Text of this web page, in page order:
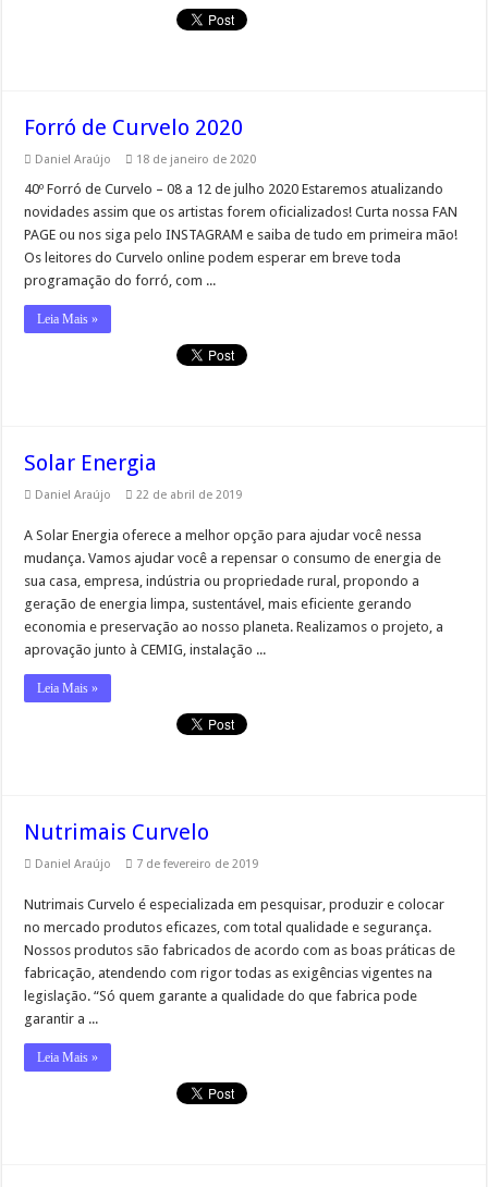
Forró de Curvelo 2020
Daniel Araújo 18 de janeiro de 2020
40º Forró de Curvelo – 08 a 12 de julho 2020 Estaremos atualizando
novidades assim que os artistas forem oficializados! Curta nossa FAN
PAGE ou nos siga pelo INSTAGRAM e saiba de tudo em primeira mão!
Os leitores do Curvelo online podem esperar em breve toda
programação do forró, com ...
Leia Mais »
Solar Energia
Daniel Araújo 22 de abril de 2019
A Solar Energia oferece a melhor opção para ajudar você nessa
mudança. Vamos ajudar você a repensar o consumo de energia de
sua casa, empresa, indústria ou propriedade rural, propondo a
geração de energia limpa, sustentável, mais eficiente gerando
economia e preservação ao nosso planeta. Realizamos o projeto, a
aprovação junto à CEMIG, instalação ...
Leia Mais »
Nutrimais Curvelo
Daniel Araújo 7 de fevereiro de 2019
Nutrimais Curvelo é especializada em pesquisar, produzir e colocar
no mercado produtos eficazes, com total qualidade e segurança.
Nossos produtos são fabricados de acordo com as boas práticas de
fabricação, atendendo com rigor todas as exigências vigentes na
legislação. “Só quem garante a qualidade do que fabrica pode
garantir a ...
Leia Mais »